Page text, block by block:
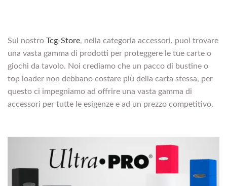
Sul nostro Tcg-Store, nella categoria accessori, puoi trovare
una vasta gamma di prodotti per proteggere le tue carte o
giochi da tavolo. Noi crediamo che un pacco di bustine o
top loader non debbano costare più della carta stessa, per
questo ci impegniamo ad offrire una vasta gamma di
accessori per tutte le esigenze e ad un prezzo competitivo.